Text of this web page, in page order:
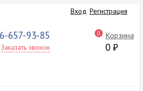
Вход Регистрация
657-93-85
Заказать звонок
0 Корзина
0 ₽